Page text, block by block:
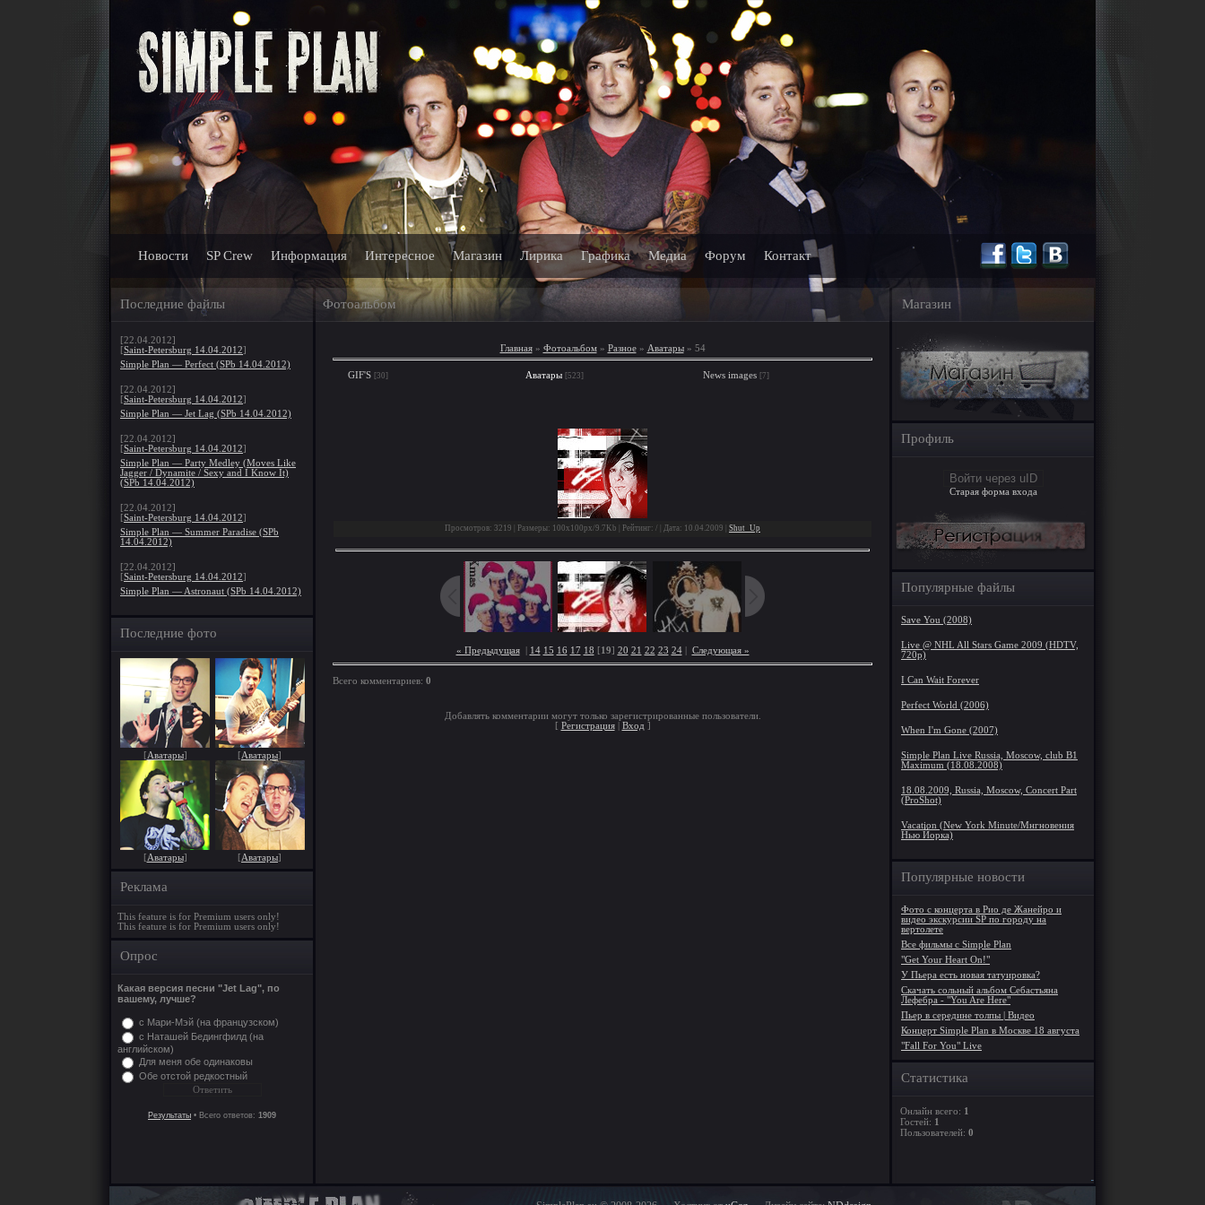
Новости SP Crew Информация Интересное Магазин Лирика Графика Медиа Форум Контакт
Последние файлы Фотоальбом Магазин
[22.04.2012]
[Saint-Petersburg 14.04.2012]
Simple Plan — Perfect (SPb 14.04.2012)
[22.04.2012]
[Saint-Petersburg 14.04.2012]
Simple Plan — Jet Lag (SPb 14.04.2012)
[22.04.2012]
[Saint-Petersburg 14.04.2012]
Simple Plan — Party Medley (Moves Like
Jagger / Dynamite / Sexy and I Know It)
(SPb 14.04.2012)
[22.04.2012]
[Saint-Petersburg 14.04.2012]
Simple Plan — Summer Paradise (SPb
14.04.2012)
[22.04.2012]
[Saint-Petersburg 14.04.2012]
Simple Plan — Astronaut (SPb 14.04.2012)
Последние фото
[Аватары] [Аватары]
[Аватары] [Аватары]
Реклама
This feature is for Premium users only!
This feature is for Premium users only!
Опрос
Какая версия песни "Jet Lag", по
вашему, лучше?
с Мари-Мэй (на французском)
с Наташей Бедингфилд (на
английском)
Для меня обе одинаковы
Обе отстой редкостный
Результаты • Всего ответов: 1909
Главная» Фотоальбом» Разное» Аватары» 54
GIF'S [30] Аватары [523] News images [7]
Просмотров: 3219 | Размеры: 100x100px/9.7Kb | Рейтинг: / | Дата: 10.04.2009 | Shut_Up
« Предыдущая| 14 15 16 17 18 [19] 20 21 22 23 24| Следующая »
Всего комментариев: 0
Добавлять комментарии могут только зарегистрированные пользователи.
[ Регистрация| Вход ]
Профиль
Войти через uID
Старая форма входа
Популярные файлы
Save You (2008)
Live @ NHL All Stars Game 2009 (HDTV,
720p)
I Can Wait Forever
Perfect World (2006)
When I'm Gone (2007)
Simple Plan Live Russia, Moscow, club B1
Maximum (18.08.2008)
18.08.2009, Russia, Moscow, Concert Part
(ProShot)
Vacation (New York Minute/Мнгновения
Нью Йорка)
Популярные новости
Фото с концерта в Рио де Жанейро и
видео экскурсии SP по городу на
вертолете
Все фильмы с Simple Plan
"Get Your Heart On!"
У Пьера есть новая татуировка?
Скачать сольный альбом Себастьяна
Лефебра - "You Are Here"
Пьер в середине толпы | Видео
Концерт Simple Plan в Москве 18 августа
"Fall For You" Live
Статистика
Онлайн всего: 1
Гостей: 1
Пользователей: 0